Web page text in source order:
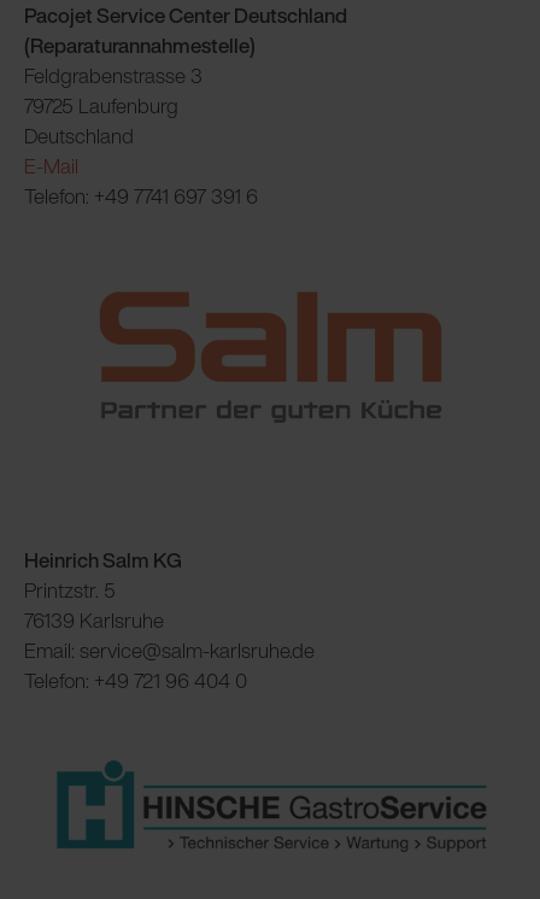
Pacojet Service Center Deutschland
(Reparaturannahmestelle)
Feldgrabenstrasse 3
79725 Laufenburg
Deutschland
E-Mail
Telefon: +49 7741 697 391 6
Heinrich Salm KG
Printzstr. 5
76139 Karlsruhe
Email: service@salm-karlsruhe.de
Telefon: +49 721 96 404 0